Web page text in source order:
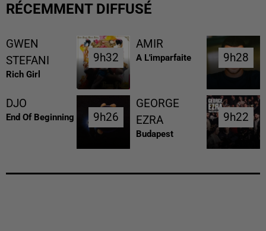
RÉCEMMENT DIFFUSÉ
GWEN
STEFANI
Rich Girl
9h32
9h32
AMIR
A L'imparfaite 9h28
9h28
DJO
End Of Beginning 9h26
9h26
GEORGE
EZRA
Budapest
9h22
9h22